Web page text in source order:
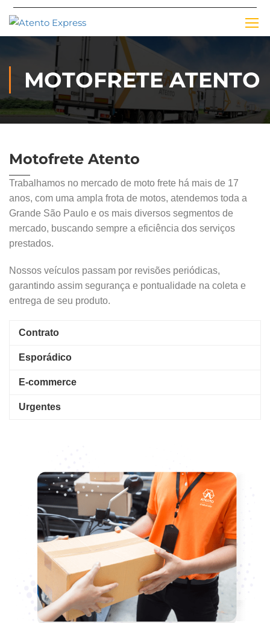
MOTOFRETE ATENTO
Motofrete Atento
Trabalhamos no mercado de moto frete há mais de 17
anos, com uma ampla frota de motos, atendemos toda a
Grande São Paulo e os mais diversos segmentos de
mercado, buscando sempre a eficiência dos serviços
prestados.
Nossos veículos passam por revisões periódicas,
garantindo assim segurança e pontualidade na coleta e
entrega de seu produto.
Contrato
Esporádico
E-commerce
Urgentes